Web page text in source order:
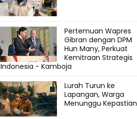
Pertemuan Wapres
Gibran dengan DPM
Hun Many, Perkuat
Kemitraan Strategis
Indonesia - Kamboja
Lurah Turun ke
Lapangan, Warga
Menunggu Kepastian